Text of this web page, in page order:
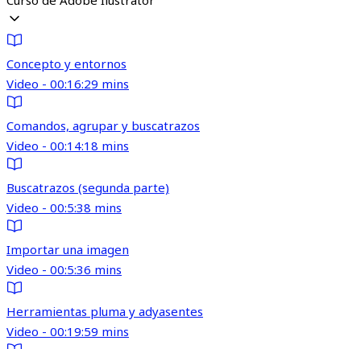
Concepto y entornos
Video - 00:16:29 mins
Comandos, agrupar y buscatrazos
Video - 00:14:18 mins
Buscatrazos (segunda parte)
Video - 00:5:38 mins
Importar una imagen
Video - 00:5:36 mins
Herramientas pluma y adyasentes
Video - 00:19:59 mins